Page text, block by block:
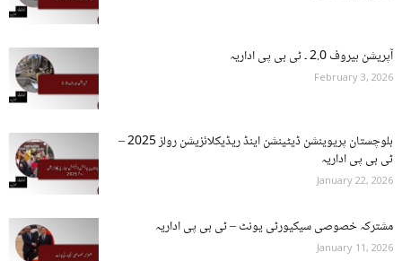
آپریشن ہیروف 2.0 ۔ ٹی بی پی اداریہ
February 3, 2026
بلوچستان پریوینشن ڈیٹینشن اینڈ ریڈیکلائزیشن رولز 2025 –
ٹی بی پی اداریہ
January 22, 2026
مشترکہ خصوصی سیکیورٹی یونٹ – ٹی بی پی اداریہ
January 11, 2026